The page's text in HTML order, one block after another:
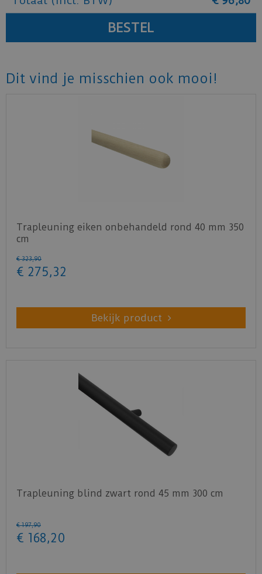
Dit vind je misschien ook mooi!
Trapleuning eiken onbehandeld rond 40 mm 350
cm
€ 323,90
€ 275,32
Bekijk product
Trapleuning blind zwart rond 45 mm 300 cm
€ 197,90
€ 168,20